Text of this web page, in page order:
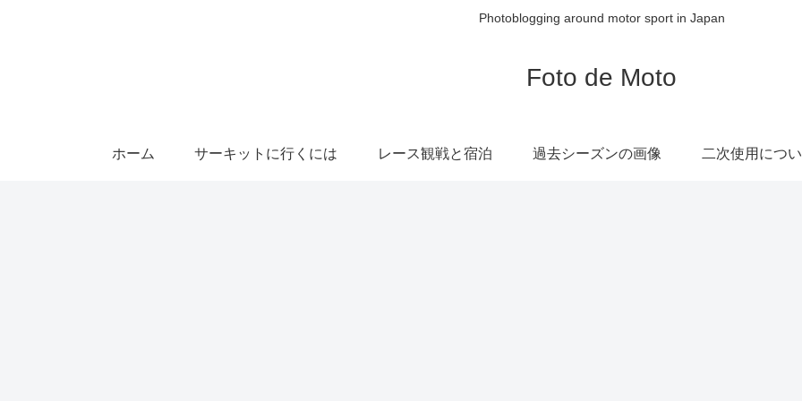
Photoblogging around motor sport in Japan
Foto de Moto
ホーム サーキットに行くには レース観戦と宿泊 過去シーズンの画像 二次使用につ